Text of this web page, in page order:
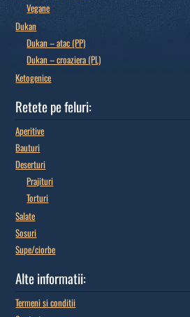
Vegane
Dukan
Dukan – atac (PP)
Dukan – croaziera (PL)
Ketogenice
Retete pe feluri:
Aperitive
Bauturi
Deserturi
Prajituri
Torturi
Salate
Sosuri
Supe/ciorbe
Alte informatii:
Termeni si conditii